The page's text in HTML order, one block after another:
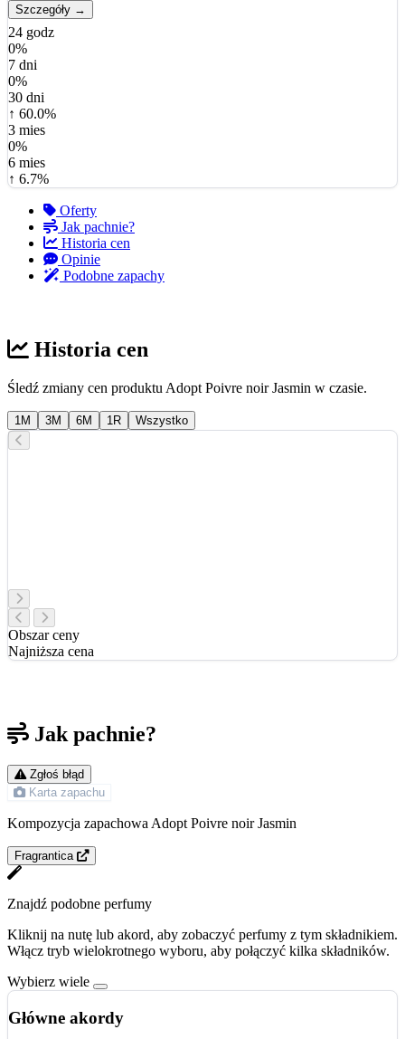
Szczegóły →
24 godz
0%
7 dni
0%
30 dni
↑ 60.0%
3 mies
0%
6 mies
↑ 6.7%
Oferty
Jak pachnie?
Historia cen
Opinie
Podobne zapachy
Historia cen
Śledź zmiany cen produktu Adopt Poivre noir Jasmin w czasie.
1M 3M 6M 1R Wszystko
Obszar ceny
Najniższa cena
Jak pachnie?
Zgłoś błąd
Karta zapachu
Kompozycja zapachowa Adopt Poivre noir Jasmin
Fragrantica
Znajdź podobne perfumy
Kliknij na nutę lub akord, aby zobaczyć perfumy z tym składnikiem.
Włącz tryb wielokrotnego wyboru, aby połączyć kilka składników.
Wybierz wiele
Główne akordy